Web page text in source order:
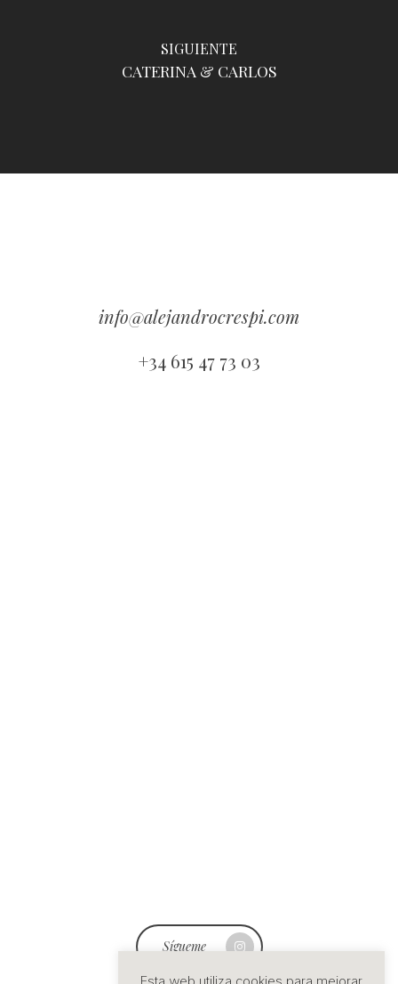
SIGUIENTE
CATERINA & CARLOS
info@alejandrocrespi.com
+34 615 47 73 03
Sígueme